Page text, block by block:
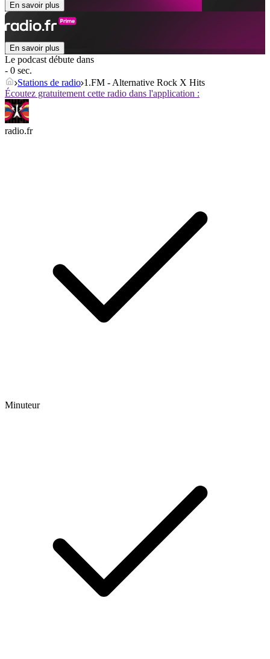
En savoir plus
En savoir plus
Le podcast débute dans
- 0 sec.
Stations de radio 1.FM - Alternative Rock X Hits
Écoutez gratuitement cette radio dans l'application :
radio.fr
Minuteur